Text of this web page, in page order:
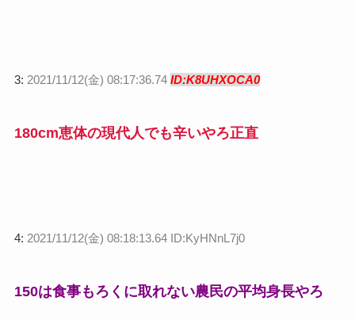
3: 2021/11/12(金) 08:17:36.74 ID:K8UHXOCA0
180cm恵体の現代人でも辛いやろ正直
4: 2021/11/12(金) 08:18:13.64 ID:KyHNnL7j0
150は食事もろくに取れない農民の平均身長やろ